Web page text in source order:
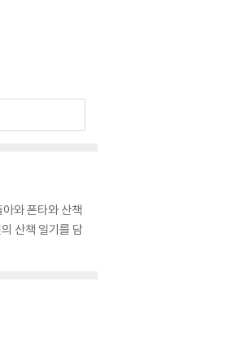
와 폰타와 산책
산책 일기를 담